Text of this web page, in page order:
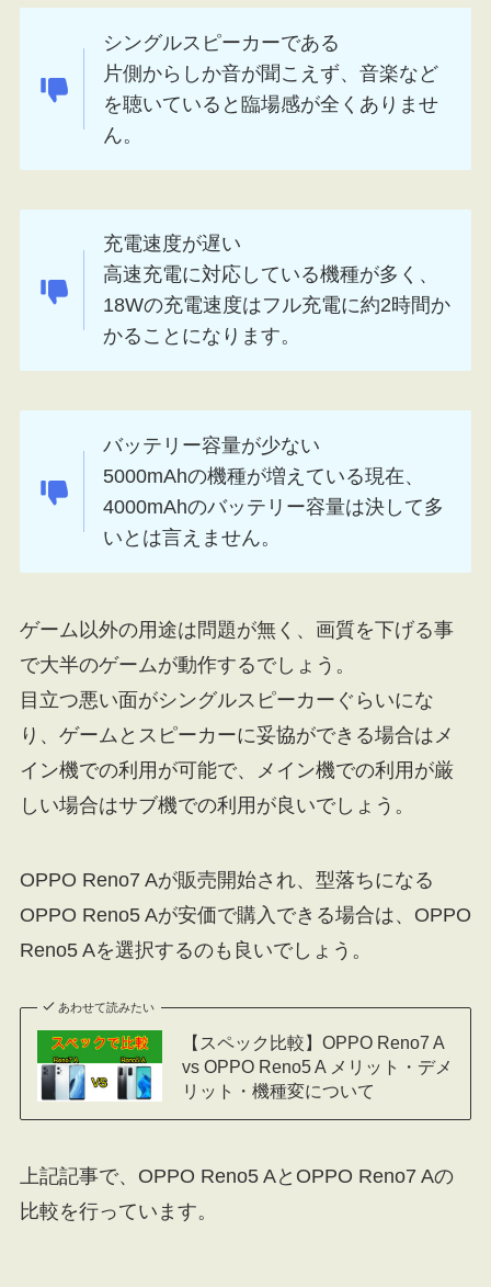
シングルスピーカーである
片側からしか音が聞こえず、音楽など
を聴いていると臨場感が全くありませ
ん。
充電速度が遅い
高速充電に対応している機種が多く、
18Wの充電速度はフル充電に約2時間か
かることになります。
バッテリー容量が少ない
5000mAhの機種が増えている現在、
4000mAhのバッテリー容量は決して多
いとは言えません。
ゲーム以外の用途は問題が無く、画質を下げる事
で大半のゲームが動作するでしょう。
目立つ悪い面がシングルスピーカーぐらいにな
り、ゲームとスピーカーに妥協ができる場合はメ
イン機での利用が可能で、メイン機での利用が厳
しい場合はサブ機での利用が良いでしょう。
OPPO Reno7 Aが販売開始され、型落ちになる
OPPO Reno5 Aが安価で購入できる場合は、OPPO
Reno5 Aを選択するのも良いでしょう。
あわせて読みたい
【スペック比較】OPPO Reno7 A
vs OPPO Reno5 A メリット・デメ
リット・機種変について
上記記事で、OPPO Reno5 AとOPPO Reno7 Aの
比較を行っています。